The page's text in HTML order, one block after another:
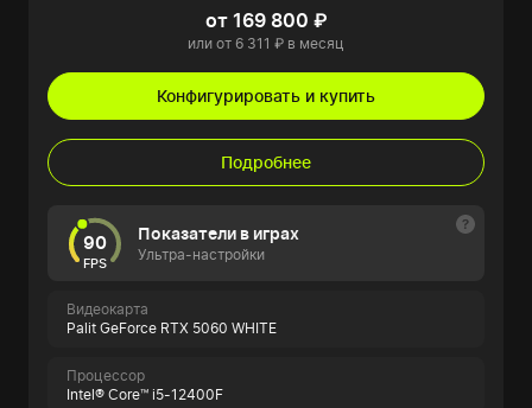
от 169 800 ₽
или от 6 311 ₽ в месяц
Конфигурировать и купить
Подробнее
90
FPS
Показатели в играх
Ультра-настройки
Видеокарта
Palit GeForce RTX 5060 WHITE
Процессор
Intel® Core™ i5-12400F